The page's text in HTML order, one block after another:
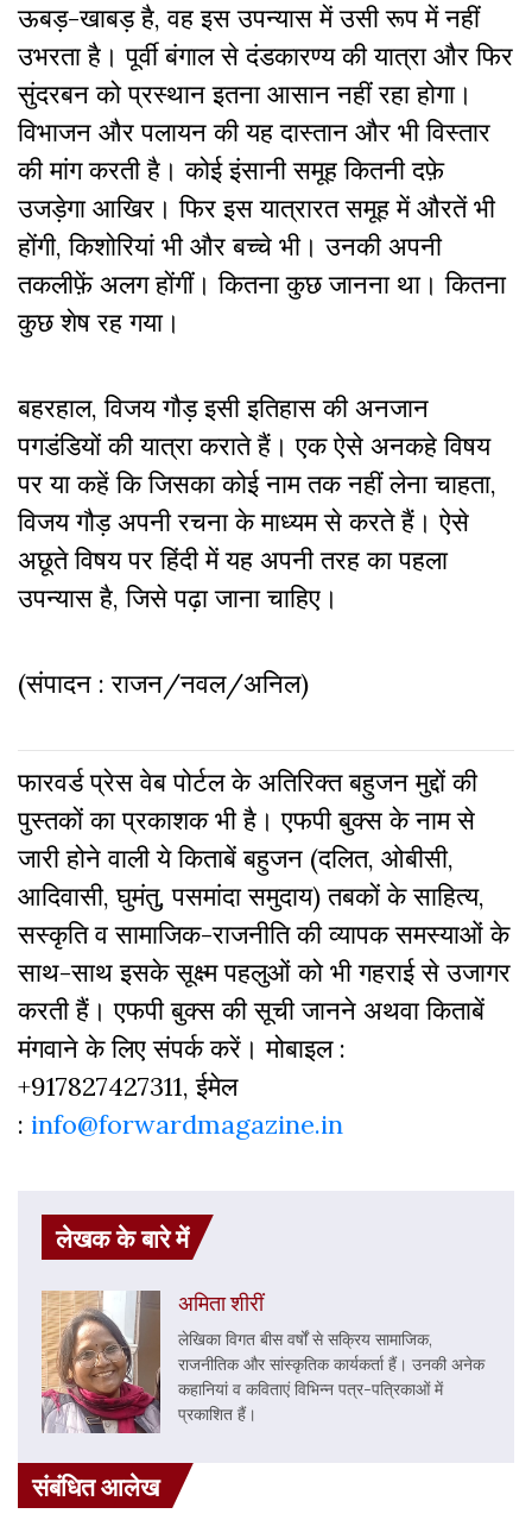
ऊबड़-खाबड़ है, वह इस उपन्यास में उसी रूप में नहीं
उभरता है। पूर्वी बंगाल से दंडकारण्य की यात्रा और फिर
सुंदरबन को प्रस्थान इतना आसान नहीं रहा होगा।
विभाजन और पलायन की यह दास्तान और भी विस्तार
की मांग करती है। कोई इंसानी समूह कितनी दफ़े
उजड़ेगा आखिर। फिर इस यात्रारत समूह में औरतें भी
होंगी, किशोरियां भी और बच्चे भी। उनकी अपनी
तकलीफ़ें अलग होंगीं। कितना कुछ जानना था। कितना
कुछ शेष रह गया।
बहरहाल, विजय गौड़ इसी इतिहास की अनजान
पगडंडियों की यात्रा कराते हैं। एक ऐसे अनकहे विषय
पर या कहें कि जिसका कोई नाम तक नहीं लेना चाहता,
विजय गौड़ अपनी रचना के माध्यम से करते हैं। ऐसे
अछूते विषय पर हिंदी में यह अपनी तरह का पहला
उपन्यास है, जिसे पढ़ा जाना चाहिए।
(संपादन : राजन/नवल/अनिल)
फारवर्ड प्रेस वेब पोर्टल के अतिरिक्‍त बहुजन मुद्दों की
पुस्‍तकों का प्रकाशक भी है। एफपी बुक्‍स के नाम से
जारी होने वाली ये किताबें बहुजन (दलित, ओबीसी,
आदिवासी, घुमंतु, पसमांदा समुदाय) तबकों के साहित्‍य,
सस्‍क‍ृति व सामाजिक-राजनीति की व्‍यापक समस्‍याओं के
साथ-साथ इसके सूक्ष्म पहलुओं को भी गहराई से उजागर
करती हैं। एफपी बुक्‍स की सूची जानने अथवा किताबें
मंगवाने के लिए संपर्क करें। मोबाइल :
+917827427311, ईमेल
: info@forwardmagazine.in
लेखक के बारे में
अमिता शीरीं
लेखिका विगत बीस वर्षों से सक्रिय सामाजिक,
राजनीतिक और सांस्कृतिक कार्यकर्ता हैं। उनकी अनेक
कहानियां व कविताएं विभिन्न पत्र-पत्रिकाओं में
प्रकाशित हैं।
संबंधित आलेख